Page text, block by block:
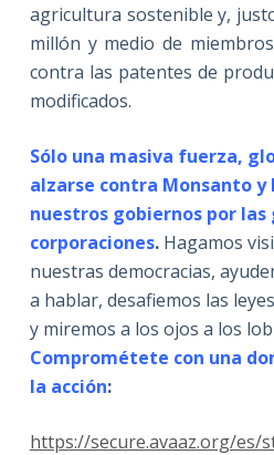
agricultura sostenible y,
millón y medio de
contra las patentes de
modificados.
Sólo una masiva fuerza,
alzarse contra Monsanto y
nuestros gobiernos por las
corporaciones.Hagamos
nuestras democracias,
a hablar, desafiemos las
y miremos a los ojos a los
Comprométete con una
la acción:
https://secure.avaaz.org/es/